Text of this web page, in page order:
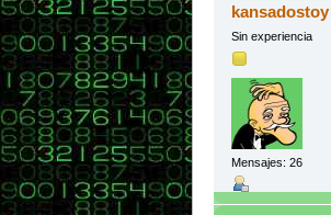
kansadostoy
Sin experiencia
Mensajes: 26